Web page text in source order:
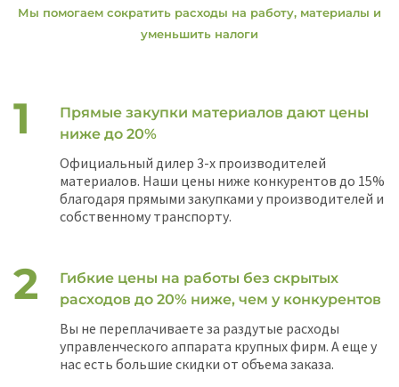
Мы помогаем сократить расходы на работу, материалы и
уменьшить налоги
Прямые закупки материалов дают цены
ниже до 20%
Официальный дилер 3-х производителей
материалов. Наши цены ниже конкурентов до 15%
благодаря прямыми закупками у производителей и
собственному транспорту.
Гибкие цены на работы без скрытых
расходов до 20% ниже, чем у конкурентов
Вы не переплачиваете за раздутые расходы
управленческого аппарата крупных фирм. А еще у
нас есть большие скидки от объема заказа.